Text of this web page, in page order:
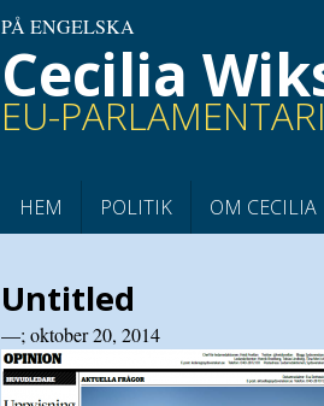
PÅ ENGELSKA
Cecilia
EU-
HEM POLITIK OM CECILIA
Untitled
—; oktober 20, 2014